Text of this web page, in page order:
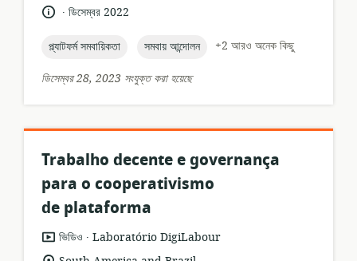
ভাষা: .
প্রকাশনারডিসেম্বর 2022
topic:
প্ল্যাটফর্ম সমবায়িকতা topic:
সমবায় আন্দোলন
+2 আরও অনেক কিছু
ডিসেম্বর 28, 2023 সংযুক্ত করা হয়েছে
Trabalho decente e governança
para o cooperativismo
de plataforma
তথ্যসম্পদের
ফর্ম্যাট:
ভিডিও .
প্রকাশক:Laboratório DigiLabour